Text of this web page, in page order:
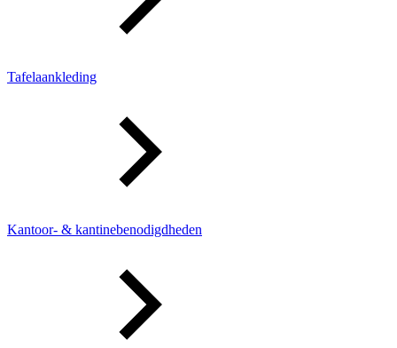
Tafelaankleding
Kantoor- & kantinebenodigdheden